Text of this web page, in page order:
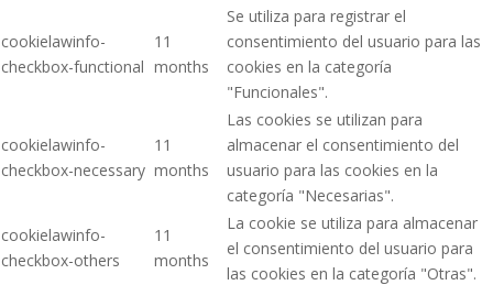
cookielawinfo-
checkbox-functional
11
months
Se utiliza para registrar el
consentimiento del usuario para las
cookies en la categoría
"Funcionales".
cookielawinfo-
checkbox-necessary
11
months
Las cookies se utilizan para
almacenar el consentimiento del
usuario para las cookies en la
categoría "Necesarias".
cookielawinfo-
checkbox-others
11
months
La cookie se utiliza para almacenar
el consentimiento del usuario para
las cookies en la categoría "Otras".